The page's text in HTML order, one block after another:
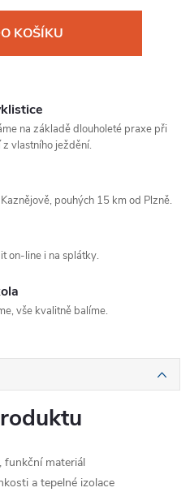
KOŠÍKU
na základě dlouholeté praxe při
vlastního ježdění.
pouhých 15 km od Plzně.
on-line i na splátky.
vše kvalitně balíme.
funkční materiál
a tepelné izolace